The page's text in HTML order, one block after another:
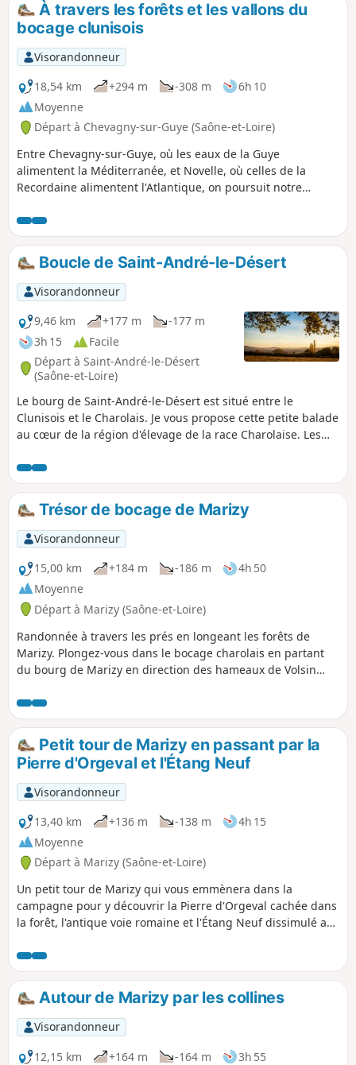
p
À travers les forêts et les vallons du
bocage clunisois
Visorandonneur
18,54 km
+294 m -308 m
6h 10
Moyenne
Départ à Chevagny-sur-Guye (Saône-et-Loire)
Entre Chevagny-sur-Guye, où les eaux de la Guye
alimentent la Méditerranée, et Novelle, où celles de la
Recordaine alimentent l'Atlantique, on poursuit notre
zone naturelle d'intérêt écologique, faunistique et
floristique (ZNIEFF) du bocage de Sailly, puis on entre dans
celle du Bas-Clunisois et dans la zone Natura 2000 du
bocage, des forêts et des milieux humides du bassin de la
Grosne et du Clunisois.
Boucle de Saint-André-le-Désert
Visorandonneur
9,46 km
+177 m
-177 m
3h 15
Facile
Départ à Saint-André-le-Désert
(Saône-et-Loire)
Le bourg de Saint-André-le-Désert est situé entre le
Clunisois et le Charolais. Je vous propose cette petite balade
au cœur de la région d'élevage de la race Charolaise. Les
bocages. Vous traverserez des petits hameaux aux maisons
de pierres et des lieux chargés d'histoire. À faire en famille.
Trésor de bocage de Marizy
Visorandonneur
15,00 km
+184 m -186 m
4h 50
Moyenne
Départ à Marizy (Saône-et-Loire)
Randonnée à travers les prés en longeant les forêts de
Marizy. Plongez-vous dans le bocage charolais en partant
du bourg de Marizy en direction des hameaux de Volsin
Apports. Promenez-vous dans les chemins creux loin des
routes goudronnées et immergez-vous dans le bocage
charolais.
Petit tour de Marizy en passant par la
Pierre d'Orgeval et l'Étang Neuf
Visorandonneur
13,40 km
+136 m -138 m
4h 15
Moyenne
Départ à Marizy (Saône-et-Loire)
Un petit tour de Marizy qui vous emmènera dans la
campagne pour y découvrir la Pierre d'Orgeval cachée dans
la forêt, l'antique voie romaine et l'Étang Neuf dissimulé au
Autour de Marizy par les collines
Visorandonneur
12,15 km
+164 m -164 m
3h 55